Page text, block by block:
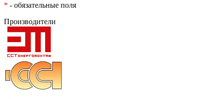
* - обязательные поля
Производители